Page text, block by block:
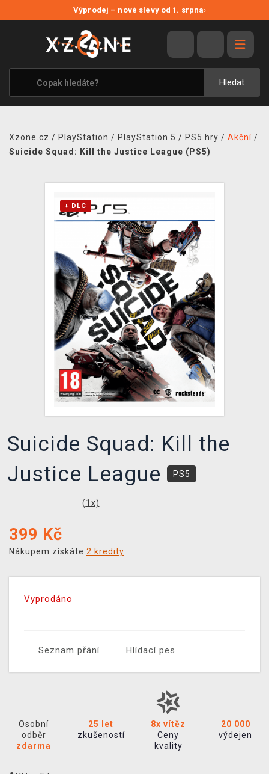
Výprodej – nové slevy od 1. srpna›
Hledat
VÝPRODEJ
VIDEOHRY
XZONE ORIGINALS
TÉMATIKY
MERCHANDISE
PRODEJNY
XZONE KLUB
TCG & BOARDGAME HUB
VÝKUP HER (BAZAR)
Xzone.cz / PlayStation / PlayStation 5 / PS5 hry / Akční /
Suicide Squad: Kill the Justice League (PS5)
+ DLC
Suicide Squad: Kill the
Justice League
PS5
(1 x)
399 Kč
Nákupem získáte 2 kredity
Vyprodáno
Seznam přání Hlídací pes
Osobní
odběr
zdarma
25 let
zkušeností
8x vítěz
Ceny
kvality
20 000
výdejen